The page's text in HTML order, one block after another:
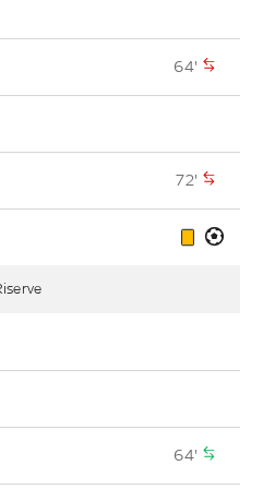
64'
72'
64'